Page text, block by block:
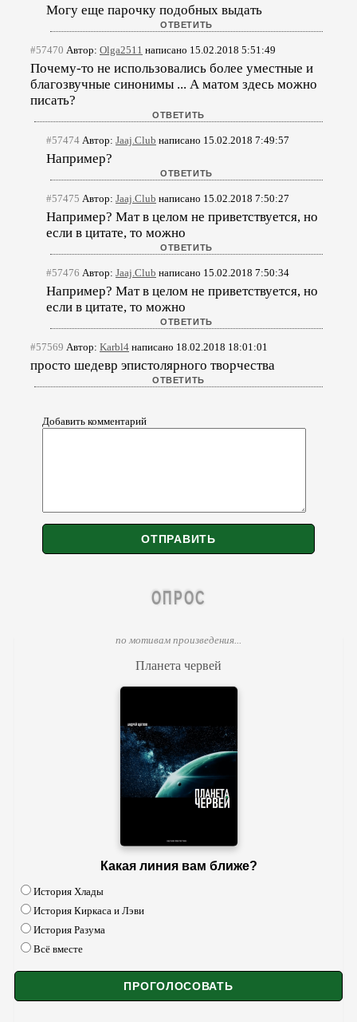
Могу еще парочку подобных выдать
#57470 Автор: Olga2511 написано 15.02.2018 5:51:49
Почему-то не использовались более уместные и
благозвучные синонимы ... А матом здесь можно
писать?
#57474 Автор: Jaaj.Club написано 15.02.2018 7:49:57
Например?
#57475 Автор: Jaaj.Club написано 15.02.2018 7:50:27
Например? Мат в целом не приветствуется, но
если в цитате, то можно
#57476 Автор: Jaaj.Club написано 15.02.2018 7:50:34
Например? Мат в целом не приветствуется, но
если в цитате, то можно
#57569 Автор: Karbl4 написано 18.02.2018 18:01:01
просто шедевр эпистолярного творчества
Добавить комментарий
ОПРОС
по мотивам произведения...
Планета червей
Какая линия вам ближе?
История Хлады
История Киркаса и Лэви
История Разума
Всё вместе